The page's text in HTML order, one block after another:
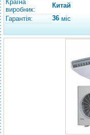
Країна
виробник:
Китай
Гарантія:
36 міс